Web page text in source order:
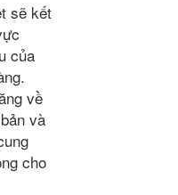
sẽ kết
của
về
và
cho